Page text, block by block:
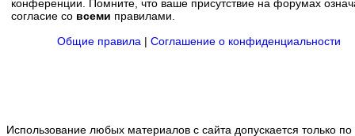
конференции. Помните, что ваше присутствие на форумах
согласие со всеми правилами.
Общие правила | Соглашение о конфиденциальности
Использование любых материалов с сайта допускается только